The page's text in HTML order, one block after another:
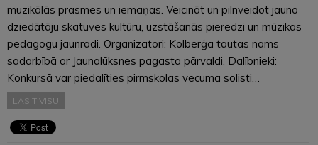
muzikālās prasmes un iemaņas. Veicināt un pilnveidot jauno
dziedātāju skatuves kultūru, uzstāšanās pieredzi un mūzikas
pedagogu jaunradi. Organizatori: Kolberģa tautas nams
sadarbībā ar Jaunalūksnes pagasta pārvaldi. Dalībnieki:
Konkursā var piedalīties pirmskolas vecuma solisti…
LASĪT VISU